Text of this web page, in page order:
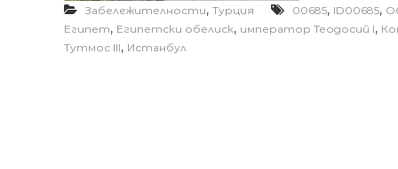
Забележителности, Турция 00685, ID00685,
Египет, Египетски обелиск, император Теодосий I,
Тутмос III, Истанбул